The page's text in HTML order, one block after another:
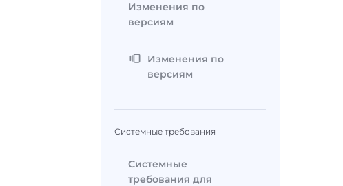
Изменения по
версиям
Изменения по
версиям
Системные требования
Системные
требования для